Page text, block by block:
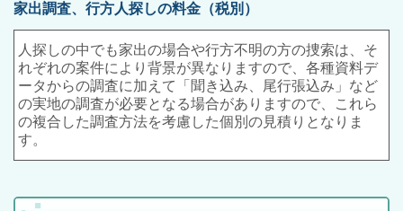
家出調査、行方人探しの料金（税別）
人探しの中でも家出の場合や行方不明の方の捜索は、そ
れぞれの案件により背景が異なりますので、各種資料デ
ータからの調査に加えて「聞き込み、尾行張込み」など
の実地の調査が必要となる場合がありますので、これら
の複合した調査方法を考慮した個別の見積りとなりま
す。